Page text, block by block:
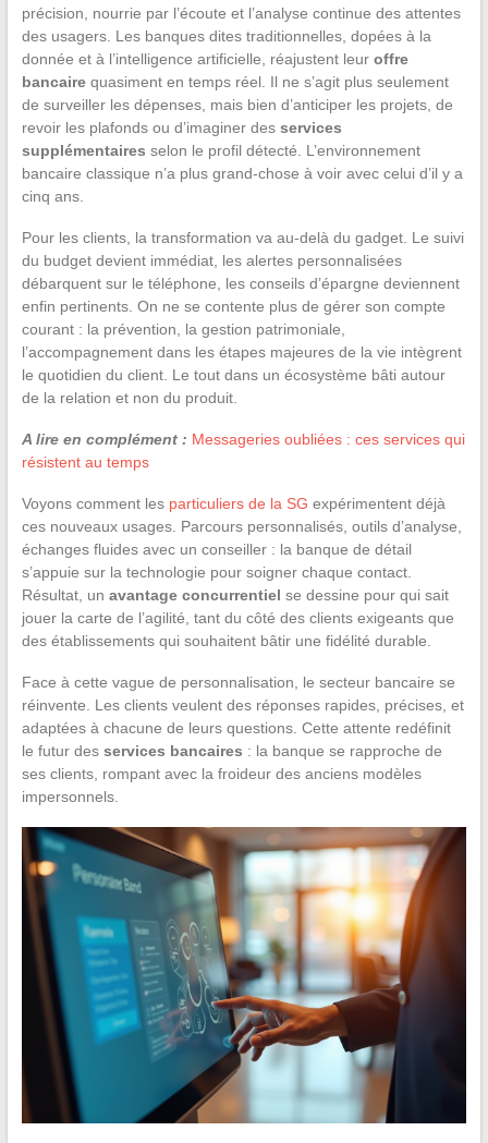
précision, nourrie par l’écoute et l’analyse continue des attentes
des usagers. Les banques dites traditionnelles, dopées à la
donnée et à l’intelligence artificielle, réajustent leur offre
bancairequasiment en temps réel. Il ne s’agit plus seulement
de surveiller les dépenses, mais bien d’anticiper les projets, de
revoir les plafonds ou d’imaginer des services
supplémentaires selon le profil détecté. L’environnement
bancaire classique n’a plus grand-chose à voir avec celui d’il y a
cinq ans.
Pour les clients, la transformation va au-delà du gadget. Le suivi
du budget devient immédiat, les alertes personnalisées
débarquent sur le téléphone, les conseils d’épargne deviennent
enfin pertinents. On ne se contente plus de gérer son compte
courant : la prévention, la gestion patrimoniale,
l’accompagnement dans les étapes majeures de la vie intègrent
le quotidien du client. Le tout dans un écosystème bâti autour
de la relation et non du produit.
A lire en complément : Messageries oubliées : ces services qui
résistent au temps
Voyons comment les particuliers de la SG expérimentent déjà
ces nouveaux usages. Parcours personnalisés, outils d’analyse,
échanges fluides avec un conseiller : la banque de détail
s’appuie sur la technologie pour soigner chaque contact.
Résultat, un avantage concurrentiel se dessine pour qui sait
jouer la carte de l’agilité, tant du côté des clients exigeants que
des établissements qui souhaitent bâtir une fidélité durable.
Face à cette vague de personnalisation, le secteur bancaire se
réinvente. Les clients veulent des réponses rapides, précises, et
adaptées à chacune de leurs questions. Cette attente redéfinit
le futur des services bancaires : la banque se rapproche de
ses clients, rompant avec la froideur des anciens modèles
impersonnels.